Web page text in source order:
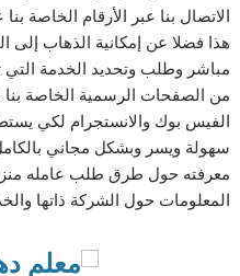
الاتصال بنا عبر الأرقام الخاصة
هذا فضلا عن إمكانية الذهاب
مباشر وطلب وتحديد الخدمة التي
من الصفحات الرسمية الخاصة
الفيس بوك والانستجرام لكي
سهولة ويسر وبشكل مجاني
معرفته حول طرق طلب عامله
المعلومات حول الشركة ذاتها